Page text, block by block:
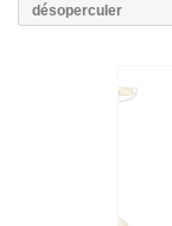
désoperculer